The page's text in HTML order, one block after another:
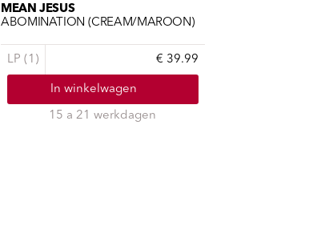
MEAN JESUS
ABOMINATION (CREAM/MAROON)
LP (1) € 39.99
In winkelwagen
15 a 21 werkdagen